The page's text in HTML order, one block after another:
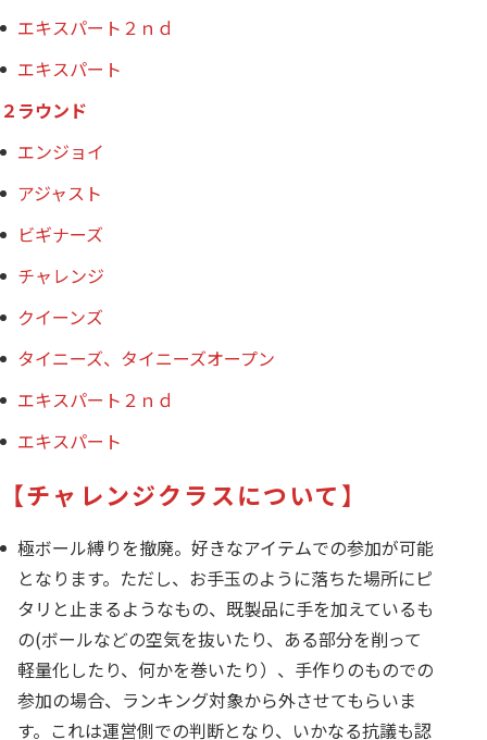
エキスパート２ｎｄ
エキスパート
２ラウンド
エンジョイ
アジャスト
ビギナーズ
チャレンジ
クイーンズ
タイニーズ、タイニーズオープン
エキスパート２ｎｄ
エキスパート
【チャレンジクラスについて】
極ボール縛りを撤廃。好きなアイテムでの参加が可能
となります。ただし、お手玉のように落ちた場所にピ
タリと止まるようなもの、既製品に手を加えているも
の(ボールなどの空気を抜いたり、ある部分を削って
軽量化したり、何かを巻いたり）、手作りのものでの
参加の場合、ランキング対象から外させてもらいま
す。これは運営側での判断となり、いかなる抗議も認